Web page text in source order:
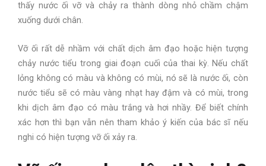
thấy nước ối vỡ và chảy ra thành dòng nhỏ chầm chậm
xuống dưới chân.
Vỡ ối rất dễ nhầm với chất dịch âm đạo hoặc hiện tượng
chảy nước tiểu trong giai đoạn cuối của thai kỳ. Nếu chất
lỏng không có màu và không có mùi, nó sẽ là nước ối, còn
nước tiểu sẽ có màu vàng nhạt hay đậm và có mùi, trong
khi dịch âm đạo có màu trắng và hơi nhầy. Để biết chính
xác hơn thì bạn vẫn nên tham khảo ý kiến của bác sĩ nếu
nghi có hiện tượng vỡ ối xảy ra.